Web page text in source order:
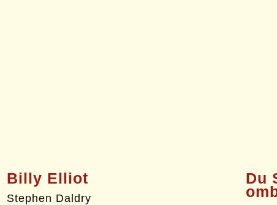
Billy Elliot
Stephen Daldry
Du